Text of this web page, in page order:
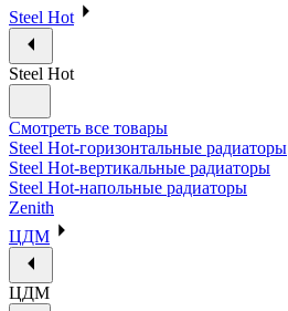
Steel Hot
Steel Hot
Смотреть все товары
Steel Hot-горизонтальные радиаторы
Steel Hot-вертикальные радиаторы
Steel Hot-напольные радиаторы
Zenith
ЦДМ
ЦДМ